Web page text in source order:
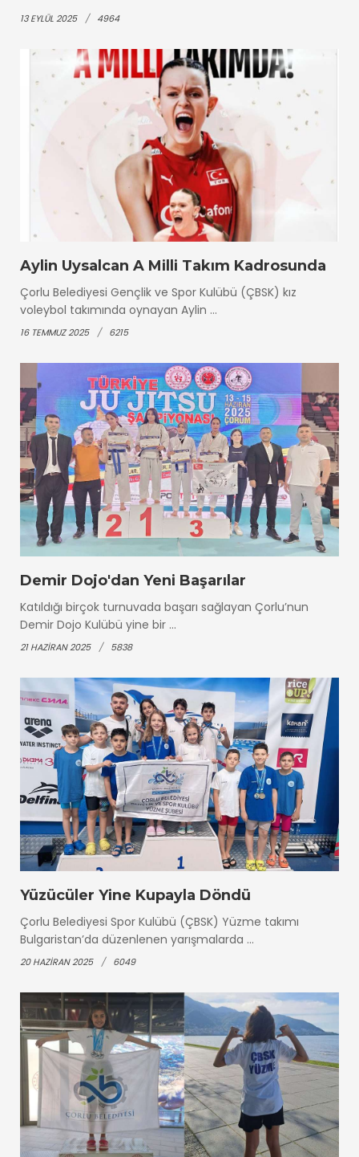
13 EYLÜL 2025 4964
Aylin Uysalcan A Milli Takım Kadrosunda
Çorlu Belediyesi Gençlik ve Spor Kulübü (ÇBSK) kız
voleybol takımında oynayan Aylin ...
16 TEMMUZ 2025 6215
Demir Dojo'dan Yeni Başarılar
Katıldığı birçok turnuvada başarı sağlayan Çorlu’nun
Demir Dojo Kulübü yine bir ...
21 HAZIRAN 2025 5838
Yüzücüler Yine Kupayla Döndü
Çorlu Belediyesi Spor Kulübü (ÇBSK) Yüzme takımı
Bulgaristan’da düzenlenen yarışmalarda ...
20 HAZIRAN 2025 6049